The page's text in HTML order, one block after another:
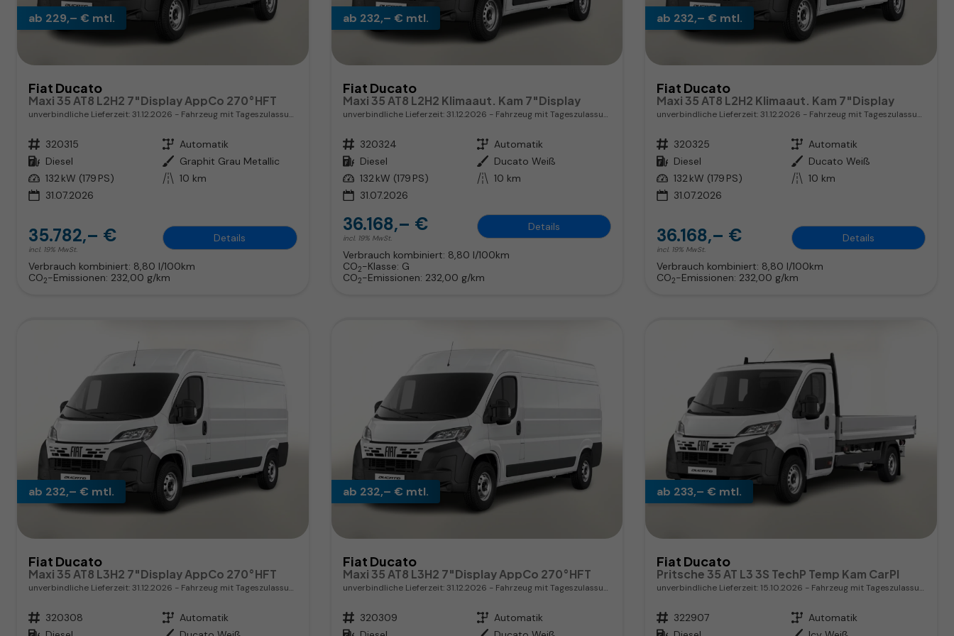
ab 229,– € mtl.
Fiat Ducato
Maxi 35 AT8 L2H2 7"Display AppCo 270°HFT
unverbindliche Lieferzeit:31.12.2026 Fahrzeug mit Tageszulassung
Fahrzeugnr. 320315 Getriebe Automatik
Kraftstoff Diesel Außenfarbe Graphit Grau Metallic
Leistung 132 kW (179 PS) Kilometerstand 10 km
31.07.2026
35.782,– €
incl. 19% MwSt.
Details
Verbrauch kombiniert: 8,80 l/100km
CO2-Emissionen: 232,00 g/km
ab 232,– € mtl.
Fiat Ducato
Maxi 35 AT8 L2H2 Klimaaut. Kam 7"Display
unverbindliche Lieferzeit:31.12.2026 Fahrzeug mit Tageszulassung
Fahrzeugnr. 320324 Getriebe Automatik
Kraftstoff Diesel Außenfarbe Ducato Weiß
Leistung 132 kW (179 PS) Kilometerstand 10 km
31.07.2026
36.168,– €
incl. 19% MwSt.
Details
Verbrauch kombiniert: 8,80 l/100km
CO2-Klasse: G
CO2-Emissionen: 232,00 g/km
ab 232,– € mtl.
Fiat Ducato
Maxi 35 AT8 L2H2 Klimaaut. Kam 7"Display
unverbindliche Lieferzeit:31.12.2026 Fahrzeug mit Tageszulassung
Fahrzeugnr. 320325 Getriebe Automatik
Kraftstoff Diesel Außenfarbe Ducato Weiß
Leistung 132 kW (179 PS) Kilometerstand 10 km
31.07.2026
36.168,– €
incl. 19% MwSt.
Details
Verbrauch kombiniert: 8,80 l/100km
CO2-Emissionen: 232,00 g/km
ab 232,– € mtl.
Fiat Ducato
Maxi 35 AT8 L3H2 7"Display AppCo 270°HFT
unverbindliche Lieferzeit:31.12.2026 Fahrzeug mit Tageszulassung
Fahrzeugnr. 320308 Getriebe Automatik
ab 232,– € mtl.
Fiat Ducato
Maxi 35 AT8 L3H2 7"Display AppCo 270°HFT
unverbindliche Lieferzeit:31.12.2026 Fahrzeug mit Tageszulassung
Fahrzeugnr. 320309 Getriebe Automatik
ab 233,– € mtl.
Fiat Ducato
Pritsche 35 AT L3 3S TechP Temp Kam CarPl
unverbindliche Lieferzeit: 15.10.2026 Fahrzeug mit Tageszulassung
Fahrzeugnr. 322907 Getriebe Automatik